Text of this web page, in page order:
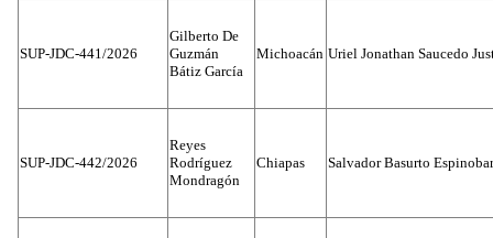
SUP-JDC-441/2026
Gilberto De
Guzmán
Bátiz García
Michoacán Uriel Jonathan Saucedo
SUP-JDC-442/2026
Reyes
Rodríguez
Mondragón
Chiapas Salvador Basurto